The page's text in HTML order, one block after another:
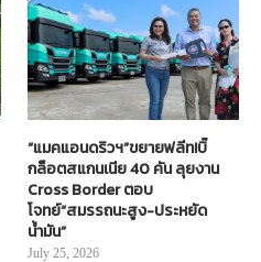
“แมคแอนดริวฯ”ขยายฟลีท!บิ๊
กล็อตสแกนเนีย 40 คัน ลุยงาน
Cross Border ตอบ
โจทย์“สมรรถนะสูง-ประหยัด
น้ำมัน”
July 25, 2026